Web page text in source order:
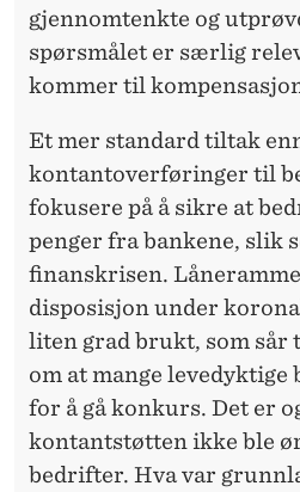
gjennomtenkte og
spørsmålet er særlig
kommer til
Et mer standard tiltak
kontantoverføringer til
fokusere på å sikre at
penger fra bankene, slik
finanskrisen.
disposisjon under
liten grad brukt, som sår
om at mange
for å gå konkurs. Det er
kontantstøtten ikke ble
bedrifter. Hva var